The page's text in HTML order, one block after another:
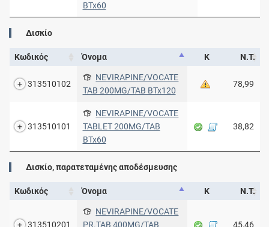
BTx60
Δισκίο
Κωδικός Όνομα Κ Ν.Τ.
313510102
NEVIRAPINE/VOCATE
TAB 200MG/TAB BTx120
78,99
313510101
NEVIRAPINE/VOCATE
TABLET 200MG/TAB
BTx60
38,82
Δισκίο, παρατεταμένης αποδέσμευσης
Κωδικός Όνομα Κ Ν.Τ.
313510201
NEVIRAPINE/VOCATE
PR.TAB 400MG/TAB
45,46